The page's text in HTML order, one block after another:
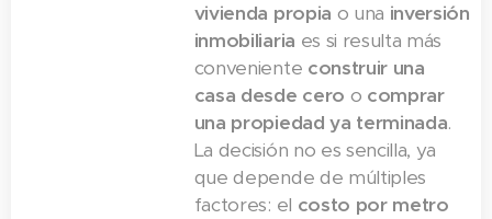
vivienda propia o una inversión
inmobiliaria es si resulta más
conveniente construir una
casa desde cero o comprar
una propiedad ya terminada.
La decisión no es sencilla, ya
que depende de múltiples
factores: el costo por metro